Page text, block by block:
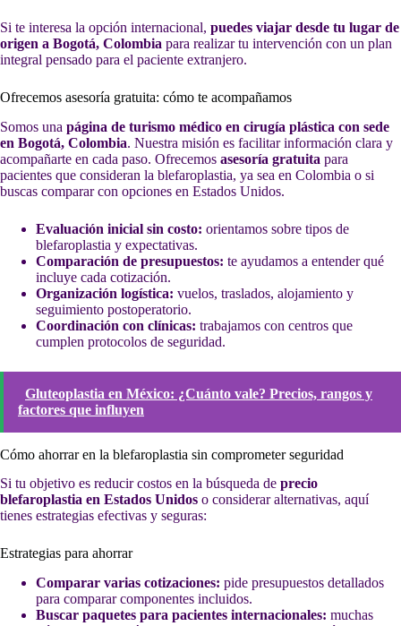
Si te interesa la opción internacional, puedes viajar desde tu lugar de
origen a Bogotá, Colombia para realizar tu intervención con un plan
integral pensado para el paciente extranjero.
Ofrecemos asesoría gratuita: cómo te acompañamos
Somos una página de turismo médico en cirugía plástica con sede
en Bogotá, Colombia. Nuestra misión es facilitar información clara y
acompañarte en cada paso. Ofrecemos asesoría gratuita para
pacientes que consideran la blefaroplastia, ya sea en Colombia o si
buscas comparar con opciones en Estados Unidos.
Evaluación inicial sin costo: orientamos sobre tipos de
blefaroplastia y expectativas.
Comparación de presupuestos: te ayudamos a entender qué
incluye cada cotización.
Organización logística: vuelos, traslados, alojamiento y
seguimiento postoperatorio.
Coordinación con clínicas: trabajamos con centros que
cumplen protocolos de seguridad.
Gluteoplastia en México: ¿Cuánto vale? Precios, rangos y
factores que influyen
Cómo ahorrar en la blefaroplastia sin comprometer seguridad
Si tu objetivo es reducir costos en la búsqueda de precio
blefaroplastia en Estados Unidos o considerar alternativas, aquí
tienes estrategias efectivas y seguras:
Estrategias para ahorrar
Comparar varias cotizaciones: pide presupuestos detallados
para comparar componentes incluidos.
Buscar paquetes para pacientes internacionales: muchas